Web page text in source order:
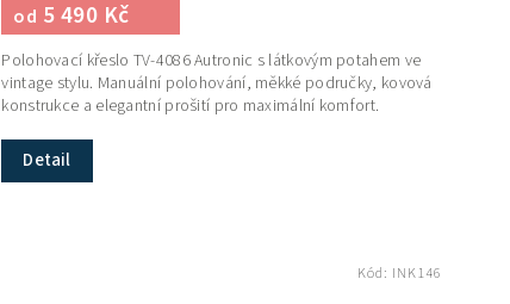
od 5 490 Kč
Detail
Polohovací křeslo TV-4086 Autronic s látkovým potahem ve
vintage stylu. Manuální polohování, měkké područky, kovová
konstrukce a elegantní prošití pro maximální komfort.
Kód: INK146